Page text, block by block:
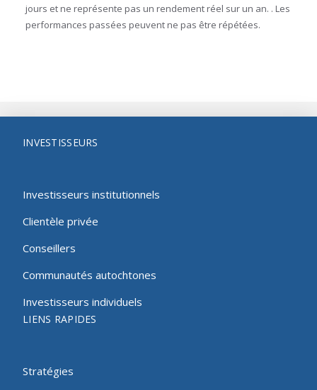
jours et ne représente pas un rendement réel sur un an. . Les
performances passées peuvent ne pas être répétées.
INVESTISSEURS
Investisseurs institutionnels
Clientèle privée
Conseillers
Communautés autochtones
Investisseurs individuels
LIENS RAPIDES
Stratégies